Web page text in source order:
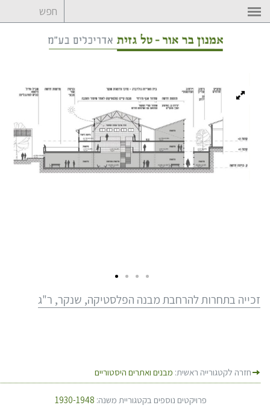
לדלג
לתוכן
זכייה בתחרות להרחבת מבנה הפלסטיקה, שנקר, ר"ג
חזרה לקטגורייה ראשית: מבנים ואתרים היסטוריים
פרויקטים נוספים בקטגוריית משנה: 1930-1948